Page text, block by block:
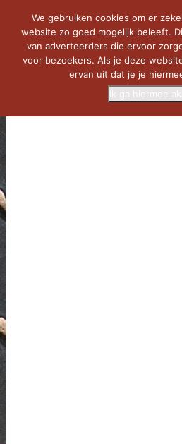
We gebruiken cookies om er
website zo goed mogelijk beleeft.
van adverteerders die ervoor
voor bezoekers. Als je deze
ervan uit dat je je
Ik ga hiermee